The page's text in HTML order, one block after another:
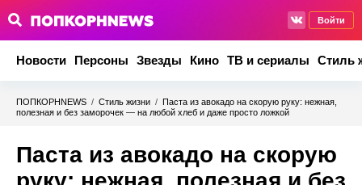
Войти
Новости Персоны Звезды Кино ТВ и сериалы Стиль
ПОПКОРНNEWS / Стиль жизни / Паста из авокадо на скорую руку: нежная,
полезная и без заморочек — на любой хлеб и даже просто ложкой
Паста из авокадо на скорую